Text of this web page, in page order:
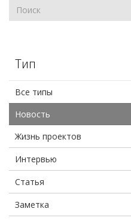
Тип
Все типы
Новость
Жизнь проектов
Интервью
Статья
Заметка